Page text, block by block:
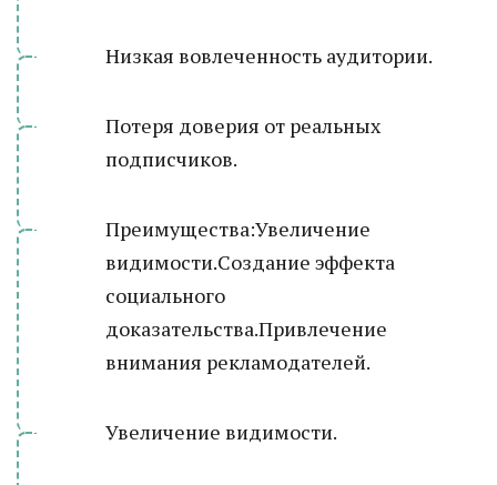
Низкая вовлеченность аудитории.
Потеря доверия от реальных
подписчиков.
Преимущества:Увеличение
видимости.Создание эффекта
социального
доказательства.Привлечение
внимания рекламодателей.
Увеличение видимости.